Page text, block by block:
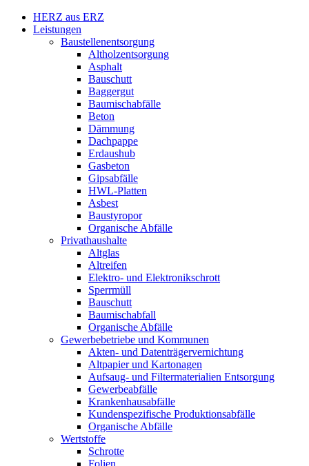
HERZ aus ERZ
Leistungen
Baustellenentsorgung
Altholzentsorgung
Asphalt
Bauschutt
Baggergut
Baumischabfälle
Beton
Dämmung
Dachpappe
Erdaushub
Gasbeton
Gipsabfälle
HWL-Platten
Asbest
Baustyropor
Organische Abfälle
Privathaushalte
Altglas
Altreifen
Elektro- und Elektronikschrott
Sperrmüll
Bauschutt
Baumischabfall
Organische Abfälle
Gewerbebetriebe und Kommunen
Akten- und Datenträgervernichtung
Altpapier und Kartonagen
Aufsaug- und Filtermaterialien Entsorgung
Gewerbeabfälle
Krankenhausabfälle
Kundenspezifische Produktionsabfälle
Organische Abfälle
Wertstoffe
Schrotte
Folien